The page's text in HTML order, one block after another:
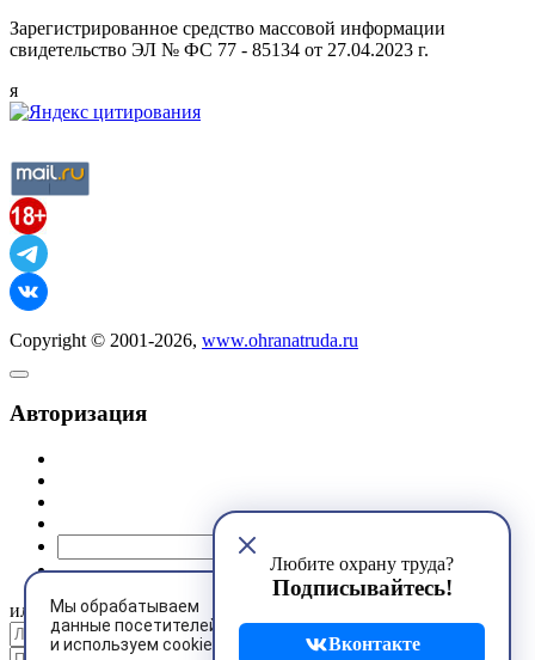
Мы обрабатываем
данные посетителей
и используем cookies
Любите охрану труда?
Подписывайтесь!
Вконтакте
Зарегистрированное средство массовой информации
свидетельство ЭЛ № ФС 77 - 85134 от 27.04.2023 г.
я
Copyright © 2001-2026, www.ohranatruda.ru
Авторизация
или